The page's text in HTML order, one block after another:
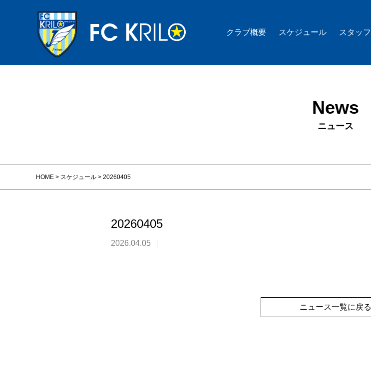
クラブ概要 スケジュール スタッフ
News
ニュース
HOME > スケジュール > 20260405
20260405
2026.04.05
ニュース一覧に戻る